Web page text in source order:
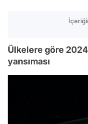
Ülkelere göre
yansıması